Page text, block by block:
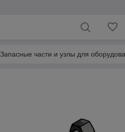
Запасные части и узлы для